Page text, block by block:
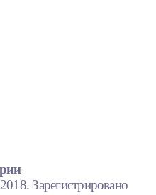
Зарегистрировано